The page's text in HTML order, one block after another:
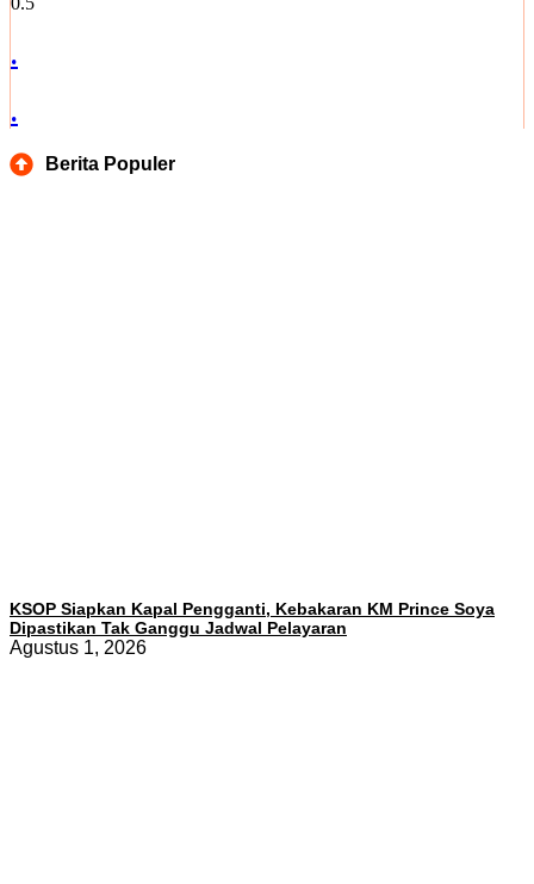
.
.
Berita Populer
KSOP Siapkan Kapal Pengganti, Kebakaran KM Prince Soya
Dipastikan Tak Ganggu Jadwal Pelayaran
Agustus 1, 2026